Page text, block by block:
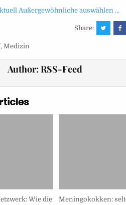
Außergewöhnliche auswählen …
Share:
, Medizin
Author:RSS-Feed
Wie die
Meningokokken: